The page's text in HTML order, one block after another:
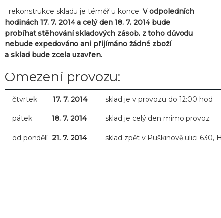
rekonstrukce skladu je téměř u konce. V odpoledních
hodinách 17. 7. 2014 a celý den 18. 7. 2014 bude
probíhat stěhování skladových zásob, z toho důvodu
nebude expedováno ani přijímáno žádné zboží
a sklad bude zcela uzavřen.
Omezení provozu:
čtvrtek 17. 7. 2014 sklad je v provozu do 12:00 hod
pátek 18. 7. 2014 sklad je celý den mimo provoz
od pondělí 21. 7. 2014 sklad zpět v Puškinově ulici 630,